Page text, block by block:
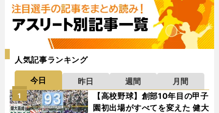
人気記事ランキング
今日 昨日 週間
月間
【高校野球】創部10年目の甲子
園初出場がすべてを変えた 健大
1